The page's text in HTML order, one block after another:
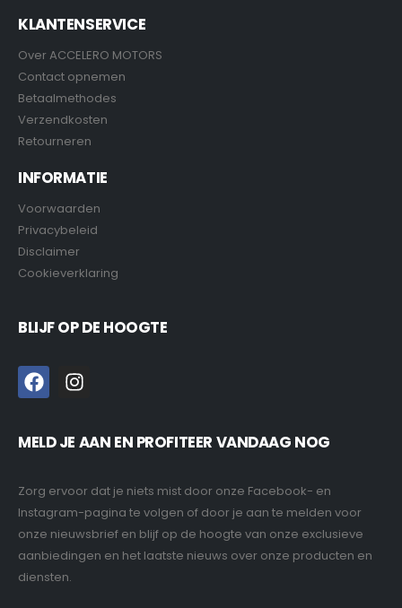
KLANTENSERVICE
Over ACCELERO MOTORS
Contact opnemen
Betaalmethodes
Verzendkosten
Retourneren
INFORMATIE
Voorwaarden
Privacybeleid
Disclaimer
Cookieverklaring
BLIJF OP DE HOOGTE
MELD JE AAN EN PROFITEER VANDAAG NOG
Zorg ervoor dat je niets mist door onze Facebook- en
Instagram-pagina te volgen of door je aan te melden voor
onze nieuwsbrief en blijf op de hoogte van onze exclusieve
aanbiedingen en het laatste nieuws over onze producten en
diensten.